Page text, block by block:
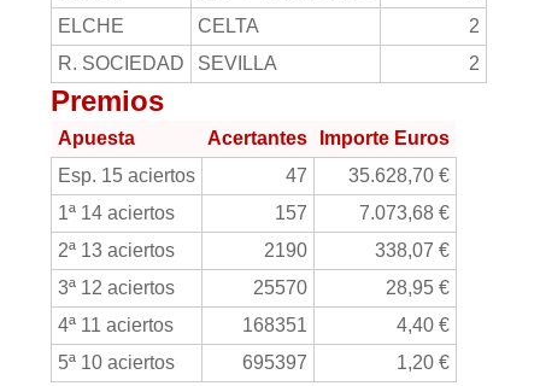
ELCHE
CELTA
2
R. SOCIEDAD
SEVILLA 2
Premios
Apuesta Acertantes
Importe Euros
Esp. 15 aciertos
47
35.628,70 €
1ª 14 aciertos
157
7.073,68 €
2ª 13 aciertos
2190
338,07 €
3ª 12 aciertos
25570
28,95 €
4ª 11 aciertos
168351
4,40 €
5ª 10 aciertos
695397 1,20 €